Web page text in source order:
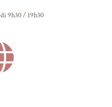
9h30 / 19h30